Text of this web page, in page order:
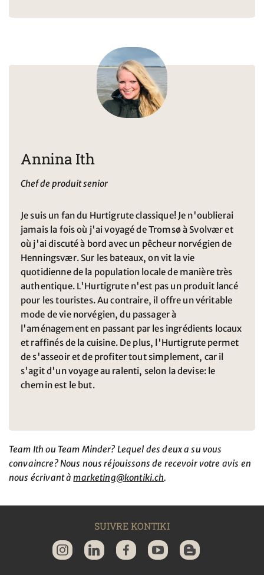
Annina Ith
Chef de produit senior
Je suis un fan du Hurtigrute classique! Je n'oublierai
jamais la fois où j'ai voyagé de Tromsø à Svolvær et
où j'ai discuté à bord avec un pêcheur norvégien de
Henningsvær. Sur les bateaux, on vit la vie
quotidienne de la population locale de manière très
authentique. L'Hurtigrute n'est pas un produit lancé
pour les touristes. Au contraire, il offre un véritable
mode de vie norvégien, du passager à
l'aménagement en passant par les ingrédients locaux
et raffinés de la cuisine. De plus, l'Hurtigrute permet
de s'asseoir et de profiter tout simplement, car il
s'agit d'un voyage au ralenti, selon la devise: le
chemin est le but.
Team Ith ou Team Minder? Lequel des deux a su vous
convaincre? Nous nous réjouissons de recevoir votre avis en
nous écrivant àmarketing@kontiki.ch.
SUIVRE KONTIKI